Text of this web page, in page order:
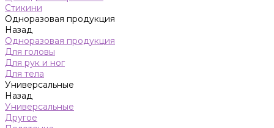
Стикини
Одноразовая продукция
Назад
Одноразовая продукция
Для головы
Для рук и ног
Для тела
Универсальные
Назад
Универсальные
Другое